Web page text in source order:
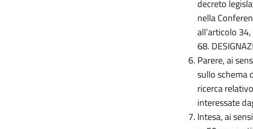
decreto
nella
all’articolo
68.
Parere, ai
sullo schema
ricerca
interessate
Intesa, ai